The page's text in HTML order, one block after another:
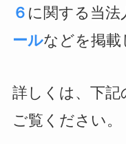
６ に関する当法
ールなどを掲載
詳しくは、下
ご覧ください。